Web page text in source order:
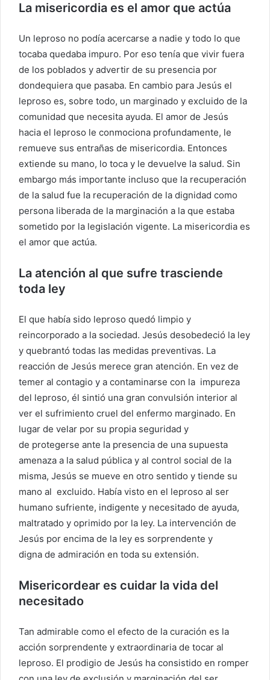
La misericordia es el amor que actúa
Un leproso no podía acercarse a nadie y todo lo que
tocaba quedaba impuro. Por eso tenía que vivir fuera
de los poblados y advertir de su presencia por
dondequiera que pasaba. En cambio para Jesús el
leproso es, sobre todo, un marginado y excluido de la
comunidad que necesita ayuda. El amor de Jesús
hacia el leproso le conmociona profundamente, le
remueve sus entrañas de misericordia. Entonces
extiende su mano, lo toca y le devuelve la salud. Sin
embargo más importante incluso que la recuperación
de la salud fue la recuperación de la dignidad como
persona liberada de la marginación a la que estaba
sometido por la legislación vigente. La misericordia es
el amor que actúa.
La atención al que sufre trasciende
toda ley
El que había sido leproso quedó limpio y
reincorporado a la sociedad. Jesús desobedeció la ley
y quebrantó todas las medidas preventivas. La
reacción de Jesús merece gran atención. En vez de
temer al contagio y a contaminarse con la impureza
del leproso, él sintió una gran convulsión interior al
ver el sufrimiento cruel del enfermo marginado. En
lugar de velar por su propia seguridad y
de protegerse ante la presencia de una supuesta
amenaza a la salud pública y al control social de la
misma, Jesús se mueve en otro sentido y tiende su
mano al excluido. Había visto en el leproso al ser
humano sufriente, indigente y necesitado de ayuda,
maltratado y oprimido por la ley. La intervención de
Jesús por encima de la ley es sorprendente y
digna de admiración en toda su extensión.
Misericordear es cuidar la vida del
necesitado
Tan admirable como el efecto de la curación es la
acción sorprendente y extraordinaria de tocar al
leproso. El prodigio de Jesús ha consistido en romper